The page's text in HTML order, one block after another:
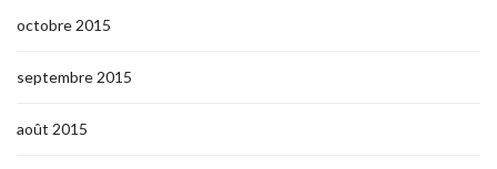
octobre 2015
septembre 2015
août 2015